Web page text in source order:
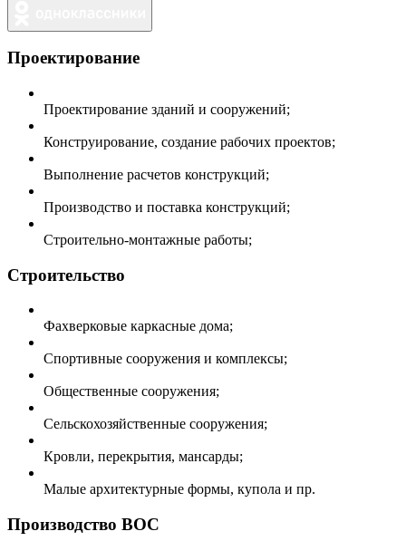
Проектирование
Проектирование зданий и сооружений;
Конструирование, создание рабочих проектов;
Выполнение расчетов конструкций;
Производство и поставка конструкций;
Строительно-монтажные работы;
Строительство
Фахверковые каркасные дома;
Спортивные сооружения и комплексы;
Общественные сооружения;
Сельскохозяйственные сооружения;
Кровли, перекрытия, мансарды;
Малые архитектурные формы, купола и пр.
Производство ВОС